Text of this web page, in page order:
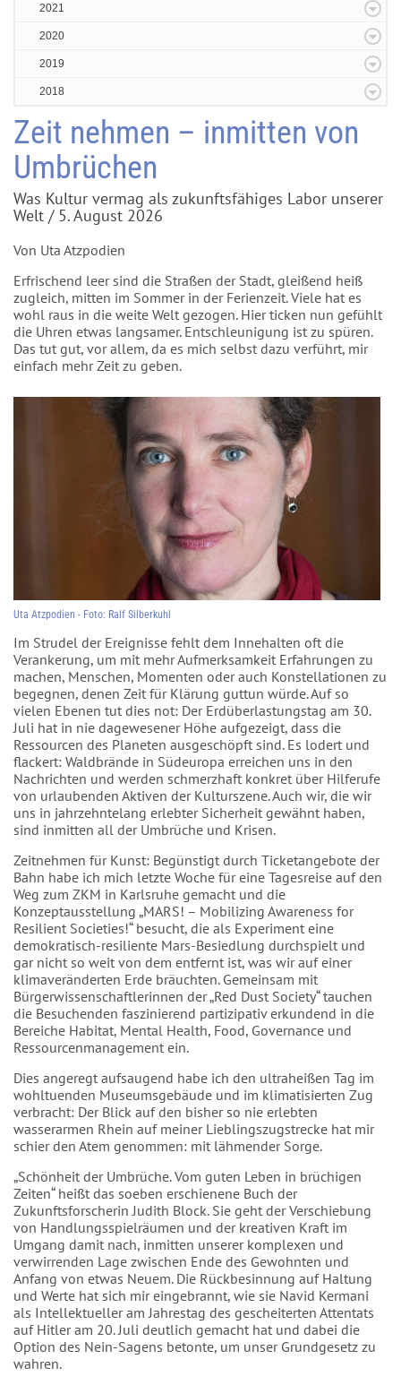
2021
2020
2019
2018
Zeit nehmen – inmitten von
Umbrüchen
Was Kultur vermag als zukunftsfähiges Labor unserer
Welt / 5. August 2026
Von Uta Atzpodien
Erfrischend leer sind die Straßen der Stadt, gleißend heiß
zugleich, mitten im Sommer in der Ferienzeit. Viele hat es
wohl raus in die weite Welt gezogen. Hier ticken nun gefühlt
die Uhren etwas langsamer. Entschleunigung ist zu spüren.
Das tut gut, vor allem, da es mich selbst dazu verführt, mir
einfach mehr Zeit zu geben.
Uta Atzpodien - Foto: Ralf Silberkuhl
Im Strudel der Ereignisse fehlt dem Innehalten oft die
Verankerung, um mit mehr Aufmerksamkeit Erfahrungen zu
machen, Menschen, Momenten oder auch Konstellationen zu
begegnen, denen Zeit für Klärung guttun würde. Auf so
vielen Ebenen tut dies not: Der Erdüberlastungstag am 30.
Juli hat in nie dagewesener Höhe aufgezeigt, dass die
Ressourcen des Planeten ausgeschöpft sind. Es lodert und
flackert: Waldbrände in Südeuropa erreichen uns in den
Nachrichten und werden schmerzhaft konkret über Hilferufe
von urlaubenden Aktiven der Kulturszene. Auch wir, die wir
uns in jahrzehntelang erlebter Sicherheit gewähnt haben,
sind inmitten all der Umbrüche und Krisen.
Zeitnehmen für Kunst: Begünstigt durch Ticketangebote der
Bahn habe ich mich letzte Woche für eine Tagesreise auf den
Weg zum ZKM in Karlsruhe gemacht und die
Konzeptausstellung „MARS! – Mobilizing Awareness for
Resilient Societies!“ besucht, die als Experiment eine
demokratisch-resiliente Mars-Besiedlung durchspielt und
gar nicht so weit von dem entfernt ist, was wir auf einer
klimaveränderten Erde bräuchten. Gemeinsam mit
Bürgerwissenschaftlerinnen der „Red Dust Society“ tauchen
die Besuchenden faszinierend partizipativ erkundend in die
Bereiche Habitat, Mental Health, Food, Governance und
Ressourcenmanagement ein.
Dies angeregt aufsaugend habe ich den ultraheißen Tag im
wohltuenden Museumsgebäude und im klimatisierten Zug
verbracht: Der Blick auf den bisher so nie erlebten
wasserarmen Rhein auf meiner Lieblingszugstrecke hat mir
schier den Atem genommen: mit lähmender Sorge.
„Schönheit der Umbrüche. Vom guten Leben in brüchigen
Zeiten“ heißt das soeben erschienene Buch der
Zukunftsforscherin Judith Block. Sie geht der Verschiebung
von Handlungsspielräumen und der kreativen Kraft im
Umgang damit nach, inmitten unserer komplexen und
verwirrenden Lage zwischen Ende des Gewohnten und
Anfang von etwas Neuem. Die Rückbesinnung auf Haltung
und Werte hat sich mir eingebrannt, wie sie Navid Kermani
als Intellektueller am Jahrestag des gescheiterten Attentats
auf Hitler am 20. Juli deutlich gemacht hat und dabei die
Option des Nein-Sagens betonte, um unser Grundgesetz zu
wahren.